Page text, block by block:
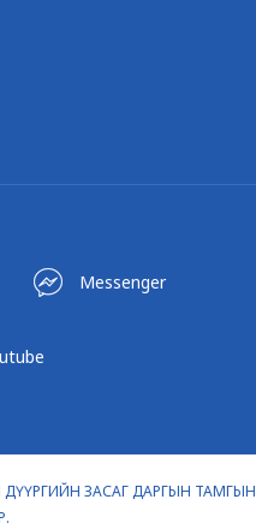
Messenger
ЗАСАГ ДАРГЫН ТАМГЫН